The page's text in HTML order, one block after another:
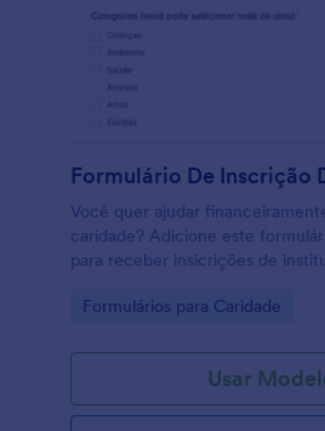
Você quer ajudar
caridade? Adicione este
para receber insicrições de
Go to Category:
Formulários para Caridade
Usar